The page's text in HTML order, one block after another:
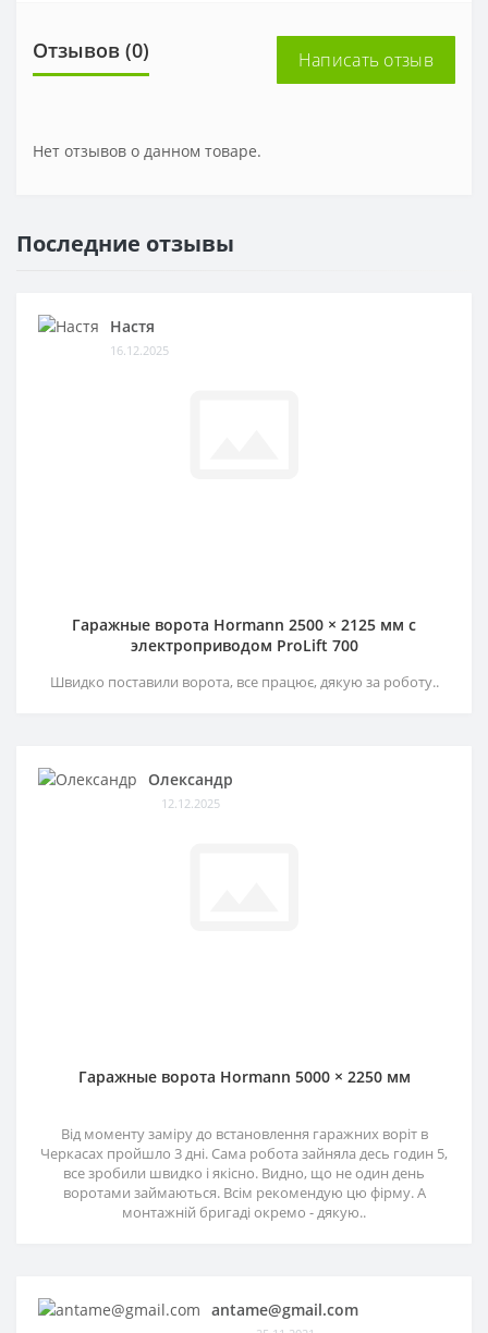
Отзывов (0) Написать отзыв
Нет отзывов о данном товаре.
Последние отзывы
Настя
16.12.2025
Гаражные ворота Hormann 2500 × 2125 мм c
электроприводом ProLift 700
Швидко поставили ворота, все працює, дякую за роботу..
Олександр
12.12.2025
Гаражные ворота Hormann 5000 × 2250 мм
Від моменту заміру до встановлення гаражних воріт в
Черкасах пройшло 3 дні. Сама робота зайняла десь годин 5,
все зробили швидко і якісно. Видно, що не один день
воротами займаються. Всім рекомендую цю фірму. А
монтажній бригаді окремо - дякую..
antame@gmail.com